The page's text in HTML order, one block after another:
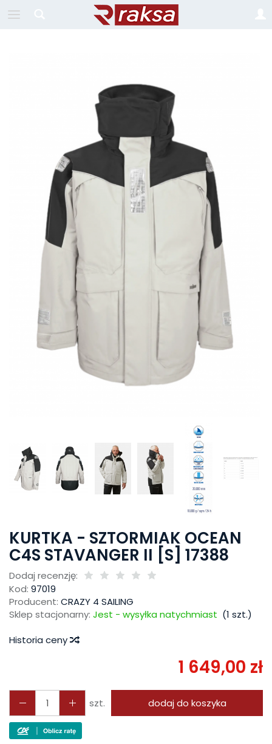
KURTKA - SZTORMIAK OCEAN
C4S STAVANGER II [S] 17388
Dodaj recenzję:
Kod: 97019
Producent: CRAZY 4 SAILING
Sklep stacjonarny: Jest - wysyłka natychmiast (1 szt.)
Historia ceny
1 649,00 zł
szt. dodaj do koszyka